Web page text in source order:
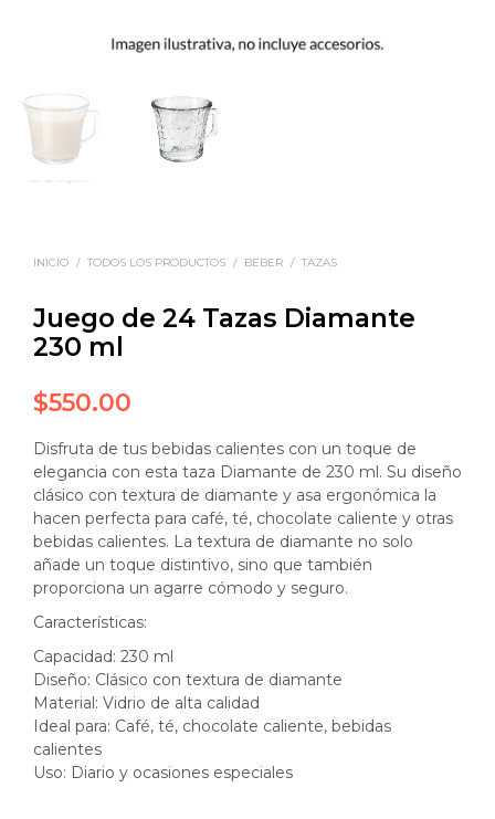
INICIO / TODOS LOS PRODUCTOS / BEBER / TAZAS
Juego de 24 Tazas Diamante
230 ml
$550.00
Disfruta de tus bebidas calientes con un toque de
elegancia con esta taza Diamante de 230 ml. Su diseño
clásico con textura de diamante y asa ergonómica la
hacen perfecta para café, té, chocolate caliente y otras
bebidas calientes. La textura de diamante no solo
añade un toque distintivo, sino que también
proporciona un agarre cómodo y seguro.
Características:
Capacidad: 230 ml
Diseño: Clásico con textura de diamante
Material: Vidrio de alta calidad
Ideal para: Café, té, chocolate caliente, bebidas
calientes
Uso: Diario y ocasiones especiales